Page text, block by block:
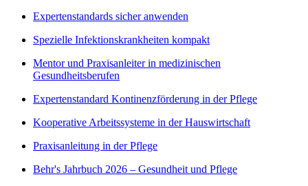
Expertenstandards sicher anwenden
Spezielle Infektionskrankheiten kompakt
Mentor und Praxisanleiter in medizinischen
Gesundheitsberufen
Expertenstandard Kontinenzförderung in der Pflege
Kooperative Arbeitssysteme in der Hauswirtschaft
Praxisanleitung in der Pflege
Behr's Jahrbuch 2026 – Gesundheit und Pflege